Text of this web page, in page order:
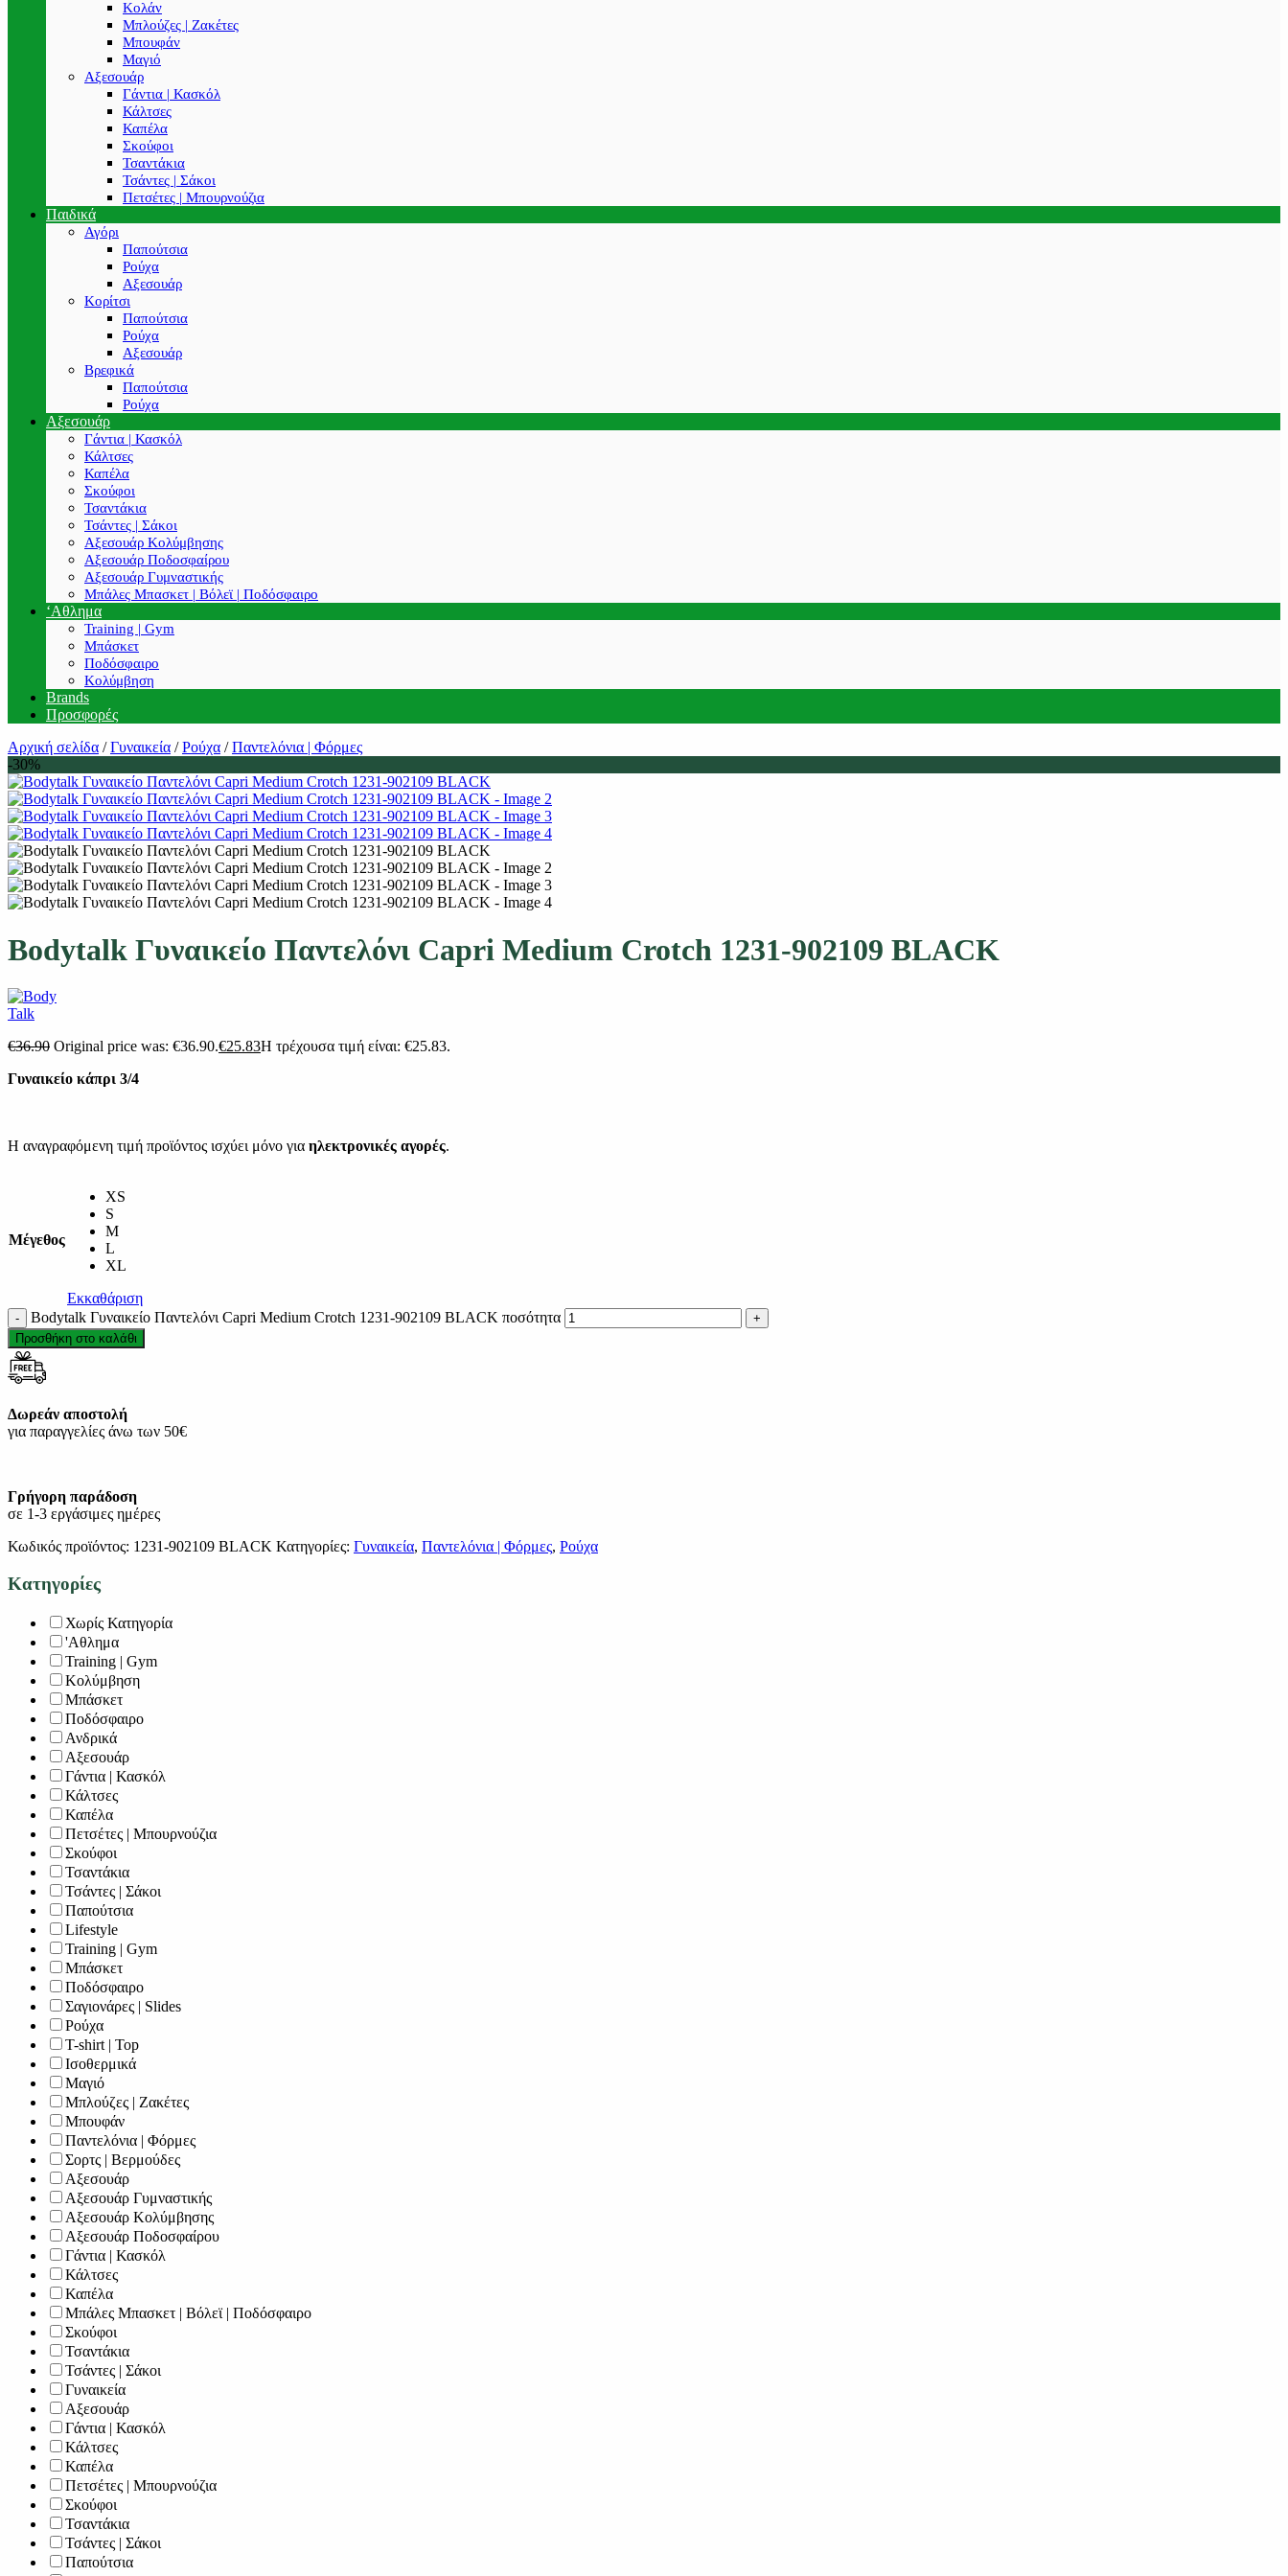
Κολάν
Μπλούζες | Ζακέτες
Μπουφάν
Μαγιό
Αξεσουάρ
Γάντια | Κασκόλ
Κάλτσες
Καπέλα
Σκούφοι
Τσαντάκια
Τσάντες | Σάκοι
Πετσέτες | Μπουρνούζια
Παιδικά
Αγόρι
Παπούτσια
Ρούχα
Αξεσουάρ
Κορίτσι
Παπούτσια
Ρούχα
Αξεσουάρ
Βρεφικά
Παπούτσια
Ρούχα
Αξεσουάρ
Γάντια | Κασκόλ
Κάλτσες
Καπέλα
Σκούφοι
Τσαντάκια
Τσάντες | Σάκοι
Αξεσουάρ Κολύμβησης
Αξεσουάρ Ποδοσφαίρου
Αξεσουάρ Γυμναστικής
Μπάλες Μπασκετ | Βόλεϊ | Ποδόσφαιρο
‘Αθλημα
Training | Gym
Μπάσκετ
Ποδόσφαιρο
Κολύμβηση
Brands
Προσφορές
Αρχική σελίδα / Γυναικεία / Ρούχα / Παντελόνια | Φόρμες
-30%
Bodytalk Γυναικείo Παντελόνι Capri Medium Crotch 1231-902109 BLACK
€36.90 Original price was: €36.90.€25.83Η τρέχουσα τιμή είναι: €25.83.
Γυναικείο κάπρι 3/4
Η αναγραφόμενη τιμή προϊόντος ισχύει μόνο για ηλεκτρονικές αγορές.
Μέγεθος
XS
S
M
L
XL
Εκκαθάριση
Bodytalk Γυναικείo Παντελόνι Capri Medium Crotch 1231-902109 BLACK ποσότητα
Προσθήκη στο καλάθι
Δωρεάν αποστολή
για παραγγελίες άνω των 50€
Γρήγορη παράδοση
σε 1-3 εργάσιμες ημέρες
Κωδικός προϊόντος: 1231-902109 BLACK Κατηγορίες: Γυναικεία, Παντελόνια | Φόρμες, Ρούχα
Κατηγορίες
Χωρίς Κατηγορία
'Αθλημα
Training | Gym
Κολύμβηση
Μπάσκετ
Ποδόσφαιρο
Ανδρικά
Αξεσουάρ
Γάντια | Κασκόλ
Κάλτσες
Καπέλα
Πετσέτες | Μπουρνούζια
Σκούφοι
Τσαντάκια
Τσάντες | Σάκοι
Παπούτσια
Lifestyle
Training | Gym
Μπάσκετ
Ποδόσφαιρο
Σαγιονάρες | Slides
Ρούχα
T-shirt | Top
Ισοθερμικά
Μαγιό
Μπλούζες | Ζακέτες
Μπουφάν
Παντελόνια | Φόρμες
Σορτς | Βερμούδες
Αξεσουάρ
Αξεσουάρ Γυμναστικής
Αξεσουάρ Κολύμβησης
Αξεσουάρ Ποδοσφαίρου
Γάντια | Κασκόλ
Κάλτσες
Καπέλα
Μπάλες Μπασκετ | Βόλεϊ | Ποδόσφαιρο
Σκούφοι
Τσαντάκια
Τσάντες | Σάκοι
Γυναικεία
Αξεσουάρ
Γάντια | Κασκόλ
Κάλτσες
Καπέλα
Πετσέτες | Μπουρνούζια
Σκούφοι
Τσαντάκια
Τσάντες | Σάκοι
Παπούτσια